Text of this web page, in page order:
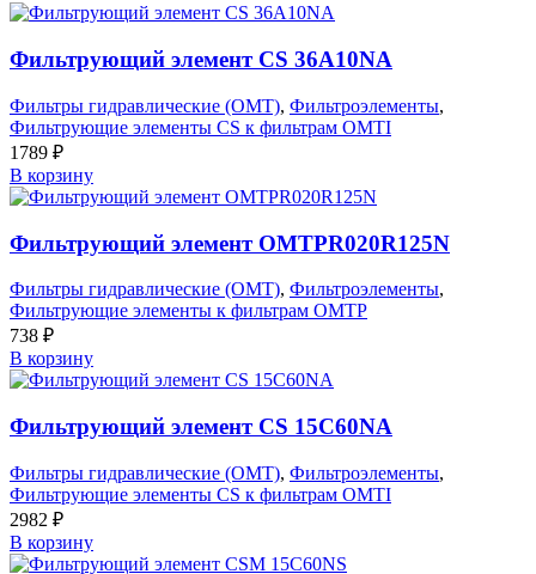
Фильтрующий элемент CS 36A10NA
Фильтры гидравлические (OMT), Фильтроэлементы,
Фильтрующие элементы CS к фильтрам OMTI
1789 ₽
В корзину
Фильтрующий элемент OMTPR020R125N
Фильтры гидравлические (OMT), Фильтроэлементы,
Фильтрующие элементы к фильтрам OMTP
738 ₽
В корзину
Фильтрующий элемент CS 15C60NA
Фильтры гидравлические (OMT), Фильтроэлементы,
Фильтрующие элементы CS к фильтрам OMTI
2982 ₽
В корзину